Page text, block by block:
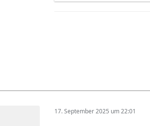
17. September 2025 um 22:01